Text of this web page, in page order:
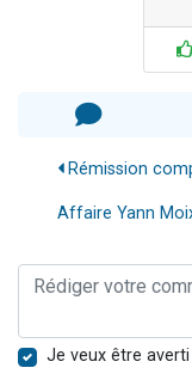
Rémission
Affaire Yann
Je veux être